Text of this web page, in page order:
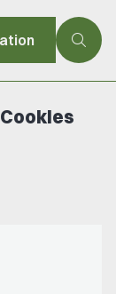
Cookies